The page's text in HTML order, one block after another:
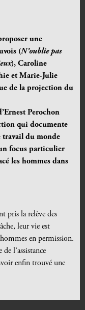
une
(N’oublie pas
), Caroline
et Marie-Julie
de la projection du
Perochon
qui documente
travail du monde
focus particulier
les hommes dans
pris la relève des
leur vie est
en permission.
l’assistance
enfin trouvé une